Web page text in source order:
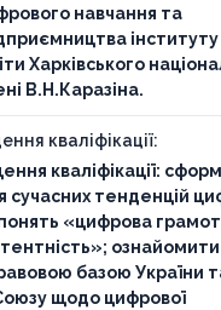
навчання та
інституту
Харківського
В.Н.Каразіна.
кваліфікації:
кваліфікації:
сучасних тенденцій
«цифрова
ознайомити
базою України
щодо цифрової